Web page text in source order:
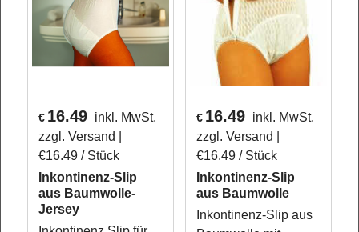
€ 16.49 inkl. MwSt.
zzgl. Versand
€16.49 / Stück
Inkontinenz-Slip
aus Baumwolle-
Jersey
€ 16.49 inkl. MwSt.
zzgl. Versand
€16.49 / Stück
Inkontinenz-Slip
aus Baumwolle
Inkontinenz-Slip aus